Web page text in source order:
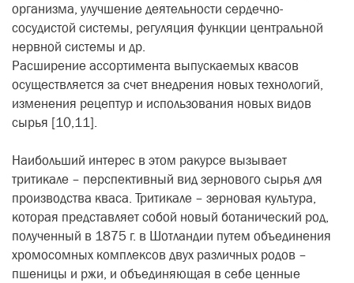
организма, улучшение деятельности сердечно-
сосудистой системы, регуляция функции центральной
нервной системы и др.
Расширение ассортимента выпускаемых квасов
осуществляется за счет внедрения новых технологий,
изменения рецептур и использования новых видов
сырья [10,11].
Наибольший интерес в этом ракурсе вызывает
тритикале – перспективный вид зернового сырья для
производства кваса. Тритикале – зерновая культура,
которая представляет собой новый ботанический род,
полученный в 1875 г. в Шотландии путем объединения
хромосомных комплексов двух различных родов –
пшеницы и ржи, и объединяющая в себе ценные